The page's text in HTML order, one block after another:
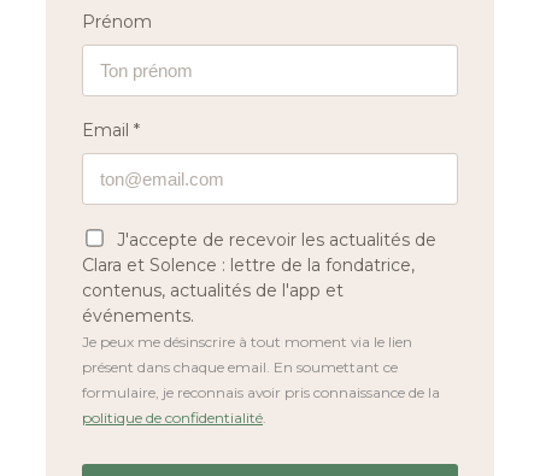
Prénom
Email *
J'accepte de recevoir les actualités de
Clara et Solence : lettre de la fondatrice,
contenus, actualités de l'app et
événements.
Je peux me désinscrire à tout moment via le lien
présent dans chaque email. En soumettant ce
formulaire, je reconnais avoir pris connaissance de la
politique de confidentialité.